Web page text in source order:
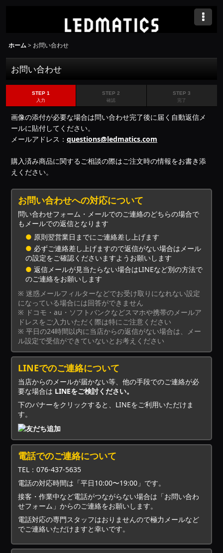
ホーム> お問い合わせ
お問い合わせ
STEP 1
入力
STEP 2
確認
STEP 3
完了
画像の添付が必要な場合は問い合わせ完了後に届く自動返信メ
ールに貼付してください。
メールアドレス： questions@ledmatics.com
購入済み商品に関するご相談の際はご注文時の情報をお書き添
えください。
お問い合わせへの対応について
問い合わせフォーム・メールでのご連絡のどちらの場合で
もメールでの返信となります
● 原則翌営業日までにご連絡差し上げます
● 必ずご連絡差し上げますので返信がない場合はメール
の設定をご確認くださいますようお願いします
● 返信メールが見当たらない場合はLINEなど別の方法で
のご連絡をお願いします
※ 迷惑メールフィルターなどでお受け取りになれない設定
になっている場合には回答ができません
※ ドコモ・au・ソフトバンクなどスマホや携帯のメールア
ドレスをご入力いただく際は特にご注意ください
※ 平日の24時間以内に当店からの返信がない場合は、メー
ル設定で受信ができていないとお考えください
LINEでのご連絡について
当店からのメールが届かない等、他の手段でのご連絡が必
要な場合は LINEをご検討ください。
下のバナーをクリックすると、LINEをご利用いただけま
す。
電話でのご連絡について
TEL：076-437-5635
電話の対応時間は「平日10:00〜19:00」です。
接客・作業中など電話がつながらない場合は「お問い合わ
せフォーム」からのご連絡をお願いします。
電話対応の専門スタッフはおりませんので極力メールなど
でご連絡いただけますと幸いです。